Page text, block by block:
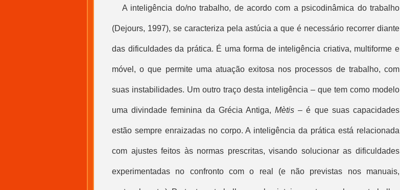
A inteligência do/no trabalho, de acordo com a psicodinâmica do trabalho
(Dejours, 1997), se caracteriza pela astúcia a que é necessário recorrer diante
das dificuldades da prática. É uma forma de inteligência criativa, multiforme e
móvel, o que permite uma atuação exitosa nos processos de trabalho, com
suas instabilidades. Um outro traço desta inteligência – que tem como modelo
uma divindade feminina da Grécia Antiga,Mètis – é que suas capacidades
estão sempre enraizadas no corpo. A inteligência da prática está relacionada
com ajustes feitos às normas prescritas, visando solucionar as dificuldades
experimentadas no confronto com o real (e não previstas nos manuais,